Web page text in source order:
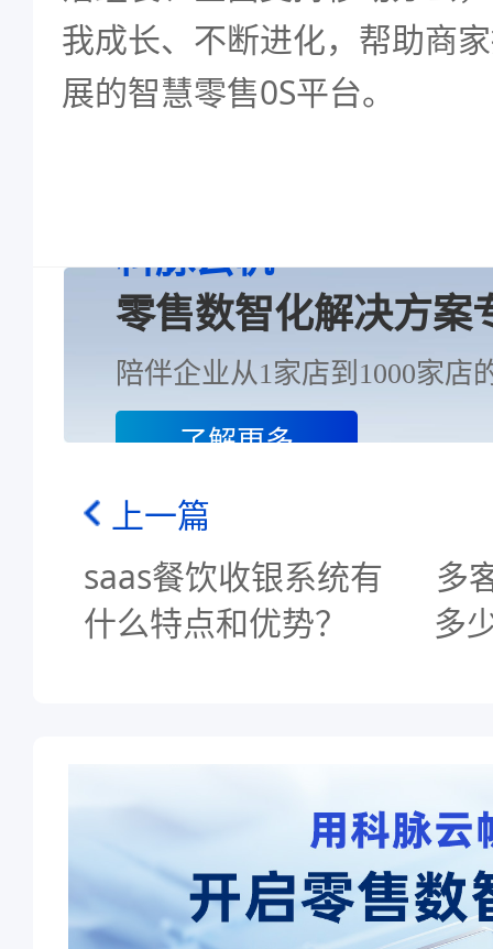
我成长、不断进化，帮助商
展的智慧零售0S平台。
科脉云帆
零售数智化解决方案
陪伴企业从1家店到1000家店
了解更多
上一篇
saas餐饮收银系统有
什么特点和优势？
多
多